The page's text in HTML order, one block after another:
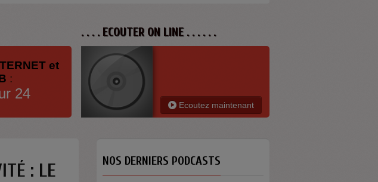
et
:
24
. . . . ECOUTER ON LINE . . . . . .
Ecoutez maintenant
: LE
NOS DERNIERS PODCASTS